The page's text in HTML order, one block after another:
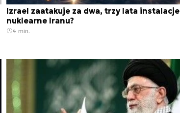
Izrael zaatakuje za dwa, trzy lata instalacje
nuklearne Iranu?
4 min.